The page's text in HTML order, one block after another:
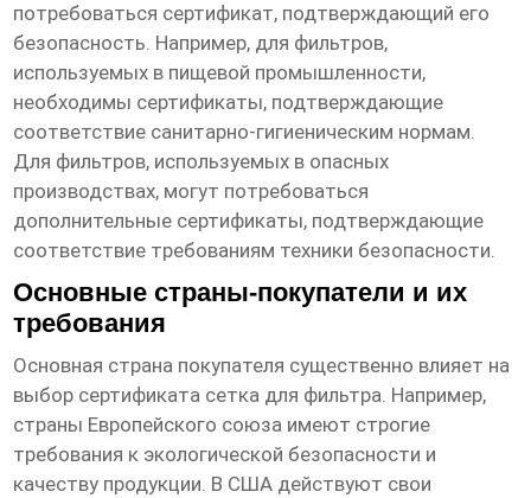
потребоваться сертификат, подтверждающий его
безопасность. Например, для фильтров,
используемых в пищевой промышленности,
необходимы сертификаты, подтверждающие
соответствие санитарно-гигиеническим нормам.
Для фильтров, используемых в опасных
производствах, могут потребоваться
дополнительные сертификаты, подтверждающие
соответствие требованиям техники безопасности.
Основные страны-покупатели и их
требования
Основная страна покупателя существенно влияет на
выбор сертификата сетка для фильтра. Например,
страны Европейского союза имеют строгие
требования к экологической безопасности и
качеству продукции. В США действуют свои